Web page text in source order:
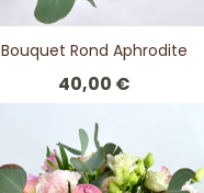
Bouquet Rond Aphrodite
40,00 €